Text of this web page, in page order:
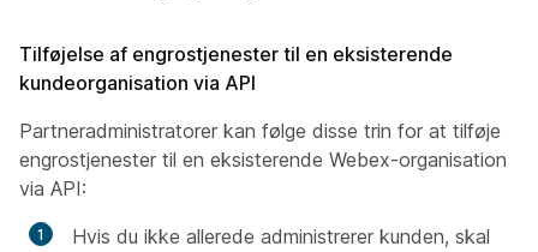
Tilføjelse af engrostjenester til en eksisterende
kundeorganisation via API
Partneradministratorer kan følge disse trin for at tilføje
engrostjenester til en eksisterende Webex-organisation
via API:
Hvis du ikke allerede administrerer kunden, skal